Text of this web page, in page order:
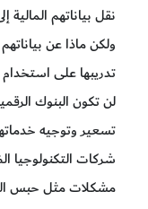
نقل بياناتهم
ولكن ماذا عن
تدريبها على استخدام
لن تكون البنوك
تسعير وتوجيه
شركات
مشكلات مثل حبس